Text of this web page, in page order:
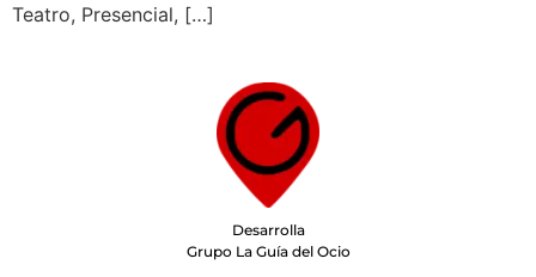
Teatro, Presencial, […]
Desarrolla
Grupo La Guía del Ocio